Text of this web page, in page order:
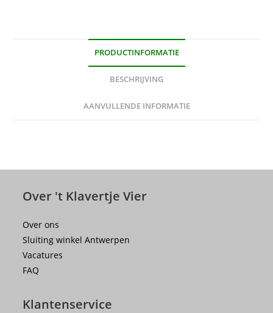
PRODUCTINFORMATIE
BESCHRIJVING
AANVULLENDE INFORMATIE
Over 't Klavertje Vier
Over ons
Sluiting winkel Antwerpen
Vacatures
FAQ
Klantenservice